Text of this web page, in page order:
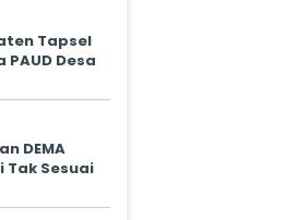
Tapsel
PAUD Desa
DEMA
Tak Sesuai